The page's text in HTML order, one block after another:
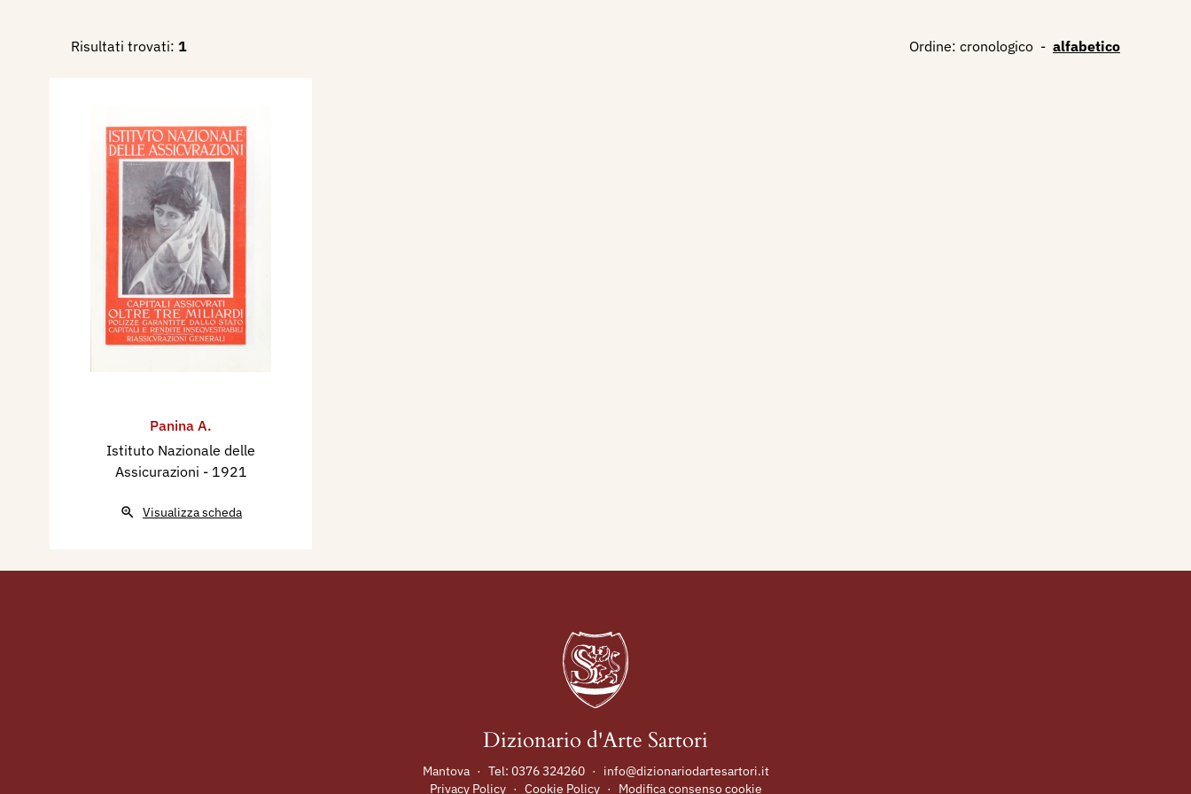
Risultati trovati: 1 Ordine: cronologico - alfabetico
Panina A.
Istituto Nazionale delle
Assicurazioni - 1921
Visualizza scheda
Dizionario d'Arte Sartori
Mantova · Tel: 0376 324260 ·
info@dizionariodartesartori.it
Privacy Policy · Cookie Policy · Modifica consenso cookie